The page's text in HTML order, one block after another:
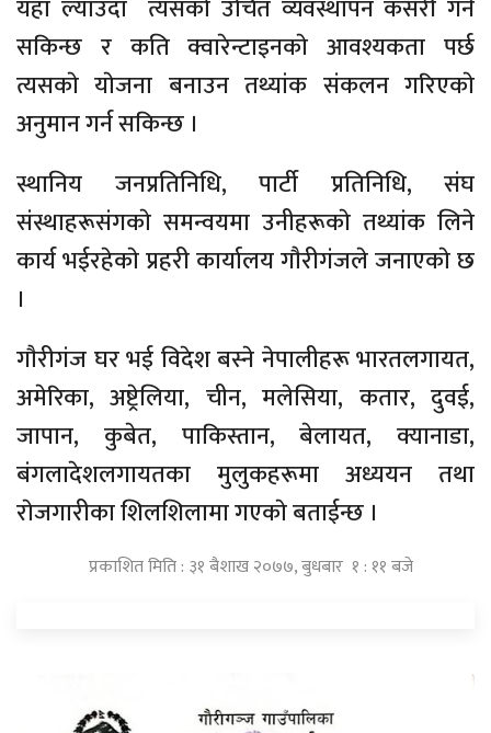
यहाँ ल्याउँदा त्यसकाे उचित व्यवस्थापन कसरी गर्न
सकिन्छ र कति क्वारेन्टाइनकाे आवश्यकता पर्छ
त्यसकाे याेजना बनाउन तथ्यांक संकलन गरिएकाे
अनुमान गर्न सकिन्छ ।
स्थानिय जनप्रतिनिधि, पार्टी प्रतिनिधि, संघ
संस्थाहरूसंगकाे समन्वयमा उनीहरूकाे तथ्यांक लिने
कार्य भईरहेकाे प्रहरी कार्यालय गाैरीगंजले जनाएकाे छ
।
गाैरीगंज घर भई विदेश बस्ने नेपालीहरू भारतलगायत,
अमेरिका, अष्ट्रेलिया, चीन, मलेसिया, कतार, दुवई,
जापान, कुबेत, पाकिस्तान, बेलायत, क्यानाडा,
बंगलादेशलगायतका मुलुकहरूमा अध्ययन तथा
राेजगारीका शिलशिलामा गएकाे बताईन्छ ।
प्रकाशित मिति : ३१ बैशाख २०७७, बुधबार १ : ११ बजे